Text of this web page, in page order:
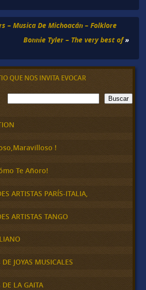
– Musica De Michoacán – Folklore
Bonnie Tyler – The very best of»
QUE NOS INVITA EVOCAR
B
u
c
a
Buscar
!
Te Añoro!
ARTISTAS PARÍS-ITALIA,
ARTISTAS TANGO
JOYAS MUSICALES
LA GAITA